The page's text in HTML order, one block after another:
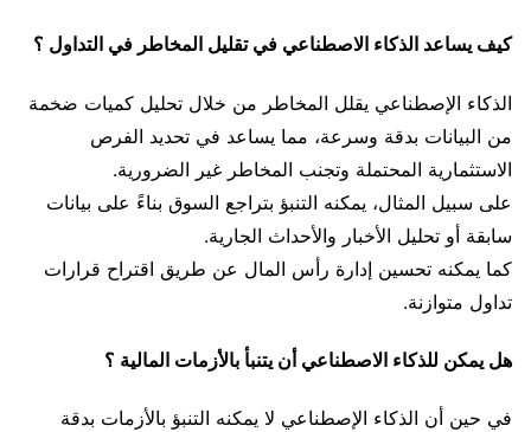
كيف يساعد الذكاء الاصطناعي في تقليل المخاطر في التداول ؟
الذكاء الإصطناعي يقلل المخاطر من خلال تحليل كميات ضخمة
من البيانات بدقة وسرعة، مما يساعد في تحديد الفرص
الاستثمارية المحتملة وتجنب المخاطر غير الضرورية.
على سبيل المثال، يمكنه التنبؤ بتراجع السوق بناءً على بيانات
سابقة أو تحليل الأخبار والأحداث الجارية.
كما يمكنه تحسين إدارة رأس المال عن طريق اقتراح قرارات
تداول متوازنة.
هل يمكن للذكاء الاصطناعي أن يتنبأ بالأزمات المالية ؟
في حين أن الذكاء الإصطناعي لا يمكنه التنبؤ بالأزمات بدقة